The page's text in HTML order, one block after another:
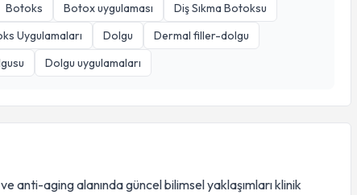
Botoks Botox uygulaması
Diş Sıkma Botoksu
Uygulamaları
Dolgu
Dermal filler-dolgu
Dolgu uygulamaları
anti-aging alanında güncel bilimsel yaklaşımları klinik